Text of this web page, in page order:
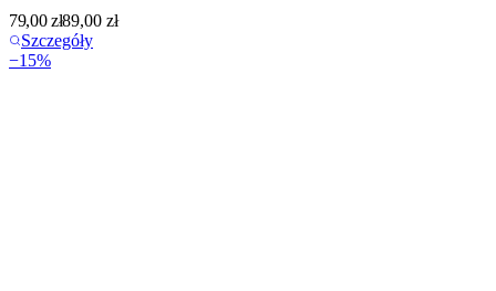
79,00zł89,00 zł
Szczegóły
−15%